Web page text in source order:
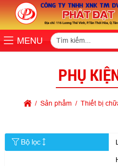
MENU
PHỤ
Sản phẩm Thiết bị
Bộ lọc